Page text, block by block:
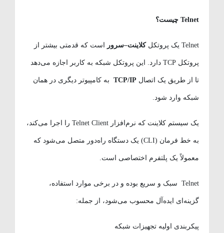
Telnet چیست؟
Telnet یک پروتکل کلاینت–سرور است که قدمتی بیشتر از
پروتکل TCP دارد. این پروتکل شبکه به کاربر اجازه می‌دهد
تا از طریق یک اتصالTCP/IP به کامپیوتر دیگری در همان
شبکه وارد شود.
یک سیستم کلاینت که نرم‌افزار Telnet Client را اجرا می‌کند،
به خط فرمان (CLI) یک دستگاه راه‌دور متصل می‌شود که
معمولاً یک پلتفرم اختصاصی است.
Telnet سبک و سریع بوده و در برخی موارد استفاده،
گزینه‌ای ایده‌آل محسوب می‌شود، از جمله:
پیکربندی اولیه تجهیزات شبکه